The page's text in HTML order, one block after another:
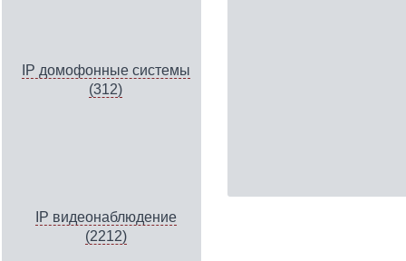
IP домофонные системы
(312)
IP видеонаблюдение
(2212)